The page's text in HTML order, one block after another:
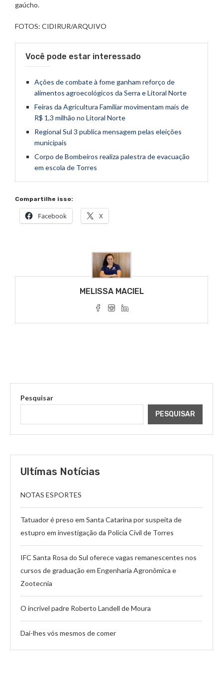
gaúcho.
FOTOS: CIDIRUR/ARQUIVO
Você pode estar interessado
Ações de combate à fome ganham reforço de
alimentos agroecológicos da Serra e Litoral Norte
Feiras da Agricultura Familiar movimentam mais de
R$ 1,3 milhão no Litoral Norte
Regional Sul 3 publica mensagem pelas eleições
municipais
Corpo de Bombeiros realiza palestra de evacuação
em escola de Torres
Compartilhe isso:
Facebook X
MELISSA MACIEL
Pesquisar
PESQUISAR
Ultímas Notícias
NOTAS ESPORTES
Tatuador é preso em Santa Catarina por suspeita de
estupro em investigação da Polícia Civil de Torres
IFC Santa Rosa do Sul oferece vagas remanescentes nos
cursos de graduação em Engenharia Agronômica e
Zootecnia
O incrível padre Roberto Landell de Moura
Dai-lhes vós mesmos de comer